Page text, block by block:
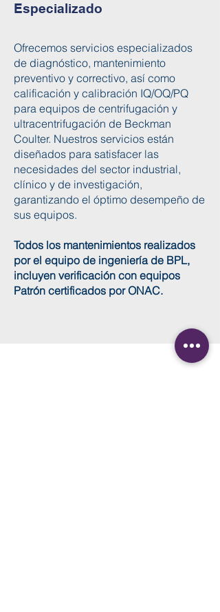
Especializado
Ofrecemos servicios especializados
de diagnóstico, mantenimiento
preventivo y correctivo, así como
calificación y calibración IQ/OQ/PQ
para equipos de centrifugación y
ultracentrifugación de Beckman
Coulter. Nuestros servicios están
diseñados para satisfacer las
necesidades del sector industrial,
clínico y de investigación,
garantizando el óptimo desempeño de
sus equipos.
Todos los mantenimientos realizados
por el equipo de ingeniería de BPL,
incluyen verificación con equipos
Patrón certificados por ONAC.